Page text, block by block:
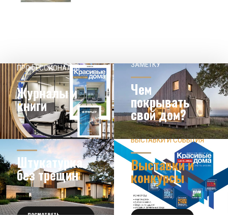
ПРОФЕССИОНАЛОВ
Журналы и
книги
НОВОСТИ ИЗ МИРА
ДИЗАЙНА
ЗАМЕТКУ
Чем
покрывать
свой дом?
УЗНАТЬ БОЛЬШЕ
ЗНАЕТЕ ЛИ ВЫ?
Штукатурка
без трещин
ВЫСТАВКИ И СОБЫТИЯ
Выставки и
конкурсы